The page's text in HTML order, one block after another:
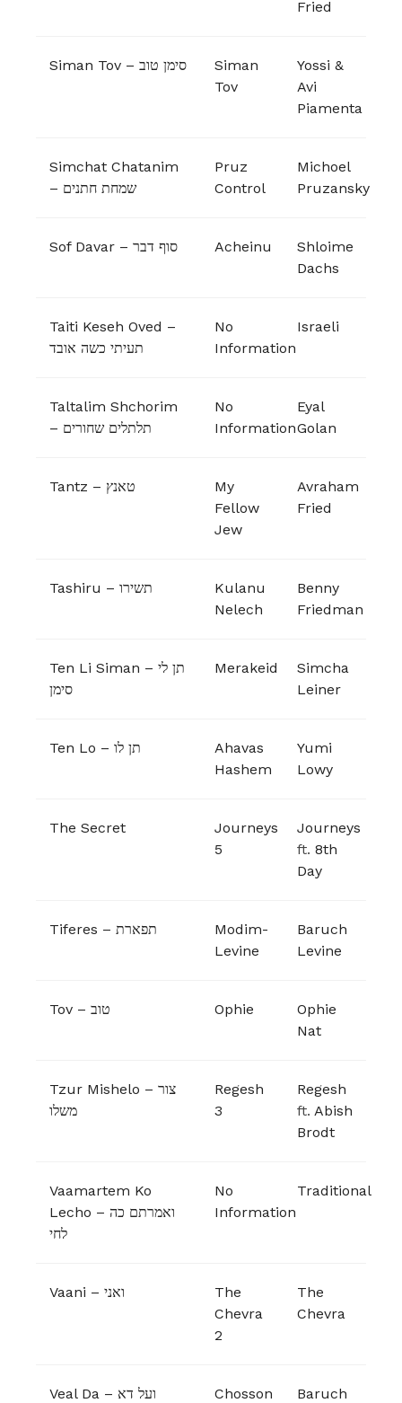
Fried
Siman Tov – סימן טוב
Siman
Tov
Yossi &
Avi
Piamenta
Simchat Chatanim
– שמחת חתנים
Pruz
Control
Michoel
Pruzansky
Sof Davar – סוף דבר Acheinu
Shloime
Dachs
Taiti Keseh Oved –
תעיתי כשה אובד
No
Information
Israeli
Taltalim Shchorim
– תלתלים שחורים
No
Information
Eyal
Golan
Tantz – טאנץ
My
Fellow
Jew
Avraham
Fried
Tashiru – תשירו
Kulanu
Nelech
Benny
Friedman
Ten Li Siman – תן לי
סימן
Merakeid
Simcha
Leiner
Ten Lo – תן לו
Ahavas
Hashem
Yumi
Lowy
The Secret
Journeys
5
Journeys
ft. 8th
Day
Tiferes – תפארת
Modim-
Levine
Baruch
Levine
Tov – טוב Ophie
Ophie
Nat
Tzur Mishelo – צור
משלו
Regesh
3
Regesh
ft. Abish
Brodt
Vaamartem Ko
Lecho – ואמרתם כה
לחי
No
Information
Traditional
Vaani – ואני
The
Chevra
2
The
Chevra
Veal Da – ועל דא
Chosson
Baruch